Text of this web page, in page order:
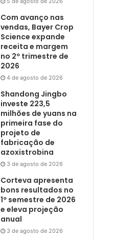
Com avanço nas
vendas, Bayer Crop
Science expande
receita e margem
no 2º trimestre de
2026
4 de agosto de 2026
Shandong Jingbo
investe 223,5
milhões de yuans na
primeira fase do
projeto de
fabricação de
azoxistrobina
3 de agosto de 2026
Corteva apresenta
bons resultados no
1º semestre de 2026
e eleva projeção
anual
3 de agosto de 2026